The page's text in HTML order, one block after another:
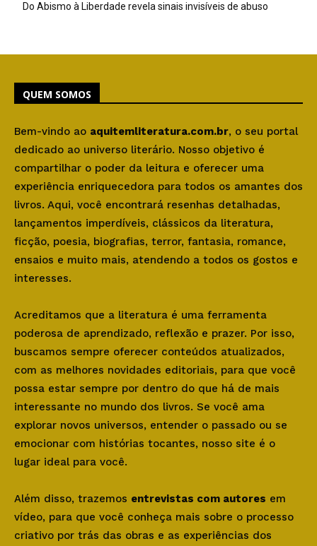
Do Abismo à Liberdade revela sinais invisíveis de abuso
QUEM SOMOS
Bem-vindo ao aquitemliteratura.com.br, o seu portal
dedicado ao universo literário. Nosso objetivo é
compartilhar o poder da leitura e oferecer uma
experiência enriquecedora para todos os amantes dos
livros. Aqui, você encontrará resenhas detalhadas,
lançamentos imperdíveis, clássicos da literatura,
ficção, poesia, biografias, terror, fantasia, romance,
ensaios e muito mais, atendendo a todos os gostos e
interesses.
Acreditamos que a literatura é uma ferramenta
poderosa de aprendizado, reflexão e prazer. Por isso,
buscamos sempre oferecer conteúdos atualizados,
com as melhores novidades editoriais, para que você
possa estar sempre por dentro do que há de mais
interessante no mundo dos livros. Se você ama
explorar novos universos, entender o passado ou se
emocionar com histórias tocantes, nosso site é o
lugar ideal para você.
Além disso, trazemos entrevistas com autores em
vídeo, para que você conheça mais sobre o processo
criativo por trás das obras e as experiências dos